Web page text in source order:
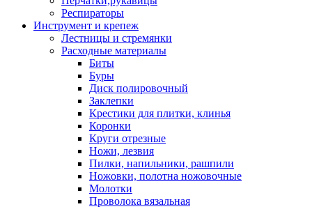
Респираторы
Инструмент и крепеж
Лестницы и стремянки
Расходные материалы
Биты
Буры
Диск полировочный
Заклепки
Крестики для плитки, клинья
Коронки
Круги отрезные
Ножи, лезвия
Пилки, напильники, рашпили
Ножовки, полотна ножовочные
Молотки
Проволока вязальная